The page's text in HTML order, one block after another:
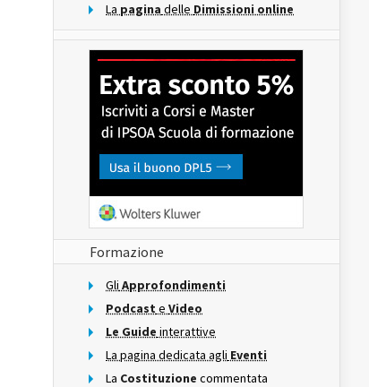
La pagina delle Dimissioni online
Formazione
Gli Approfondimenti
Podcast e Video
Le Guide interattive
La pagina dedicata agli Eventi
La Costituzione commentata